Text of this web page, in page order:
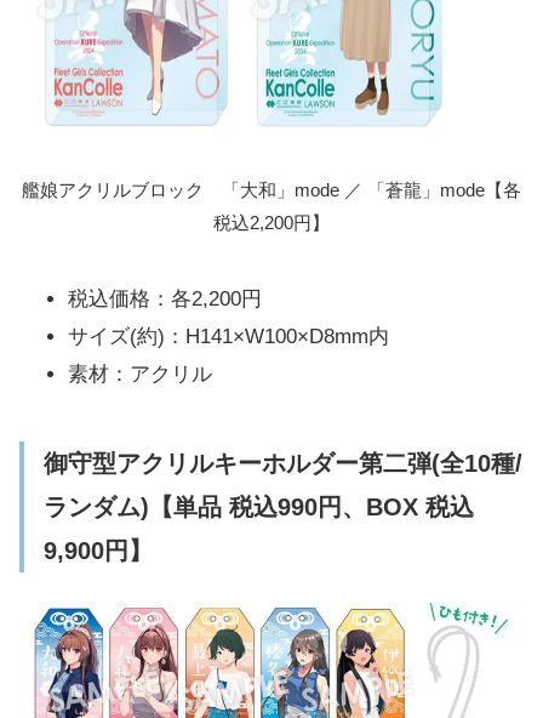
艦娘アクリルブロック 「大和」mode ／ 「蒼龍」mode【各
税込2,200円】
税込価格：各2,200円
サイズ(約)：H141×W100×D8mm内
素材：アクリル
御守型アクリルキーホルダー第二弾(全10種/
ランダム)【単品 税込990円、BOX 税込
9,900円】